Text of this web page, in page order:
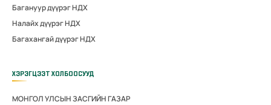
Багануур дүүрэг НДХ
Налайх дүүрэг НДХ
Багахангай дүүрэг НДХ
ХЭРЭГЦЭЭТ ХОЛБООСУУД
МОНГОЛ УЛСЫН ЗАСГИЙН ГАЗАР